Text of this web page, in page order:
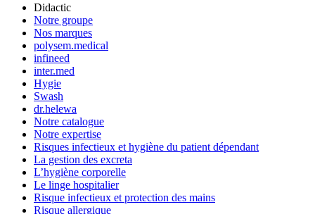
Didactic
Notre groupe
Nos marques
polysem.medical
infineed
inter.med
Hygie
Swash
dr.helewa
Notre catalogue
Notre expertise
Risques infectieux et hygiène du patient dépendant
La gestion des excreta
L’hygiène corporelle
Le linge hospitalier
Risque infectieux et protection des mains
Risque allergique